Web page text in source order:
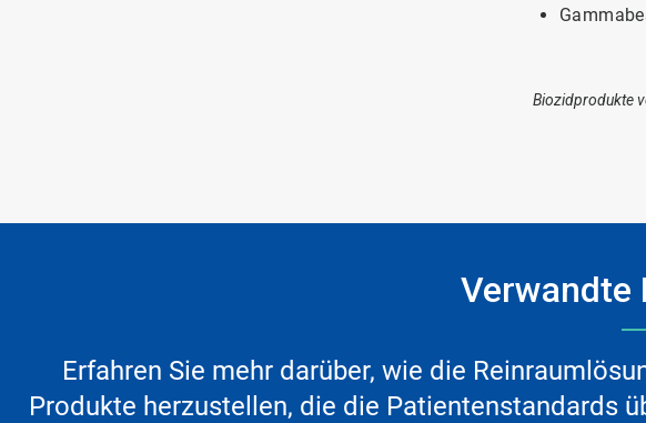
Biozidprodukte
Verwandte
Erfahren Sie mehr darüber, wie die
Produkte herzustellen, die die Patientenstandards